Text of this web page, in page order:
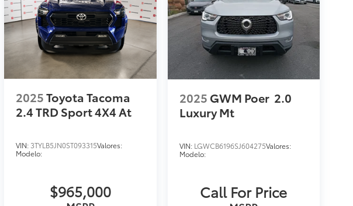
2025Toyota Tacoma
2.4 TRD Sport 4X4 At
VIN: 3TYLB5JN0ST093315Valores:
Modelo:
$965,000
2025 GWM Poer 2.0
Luxury Mt
VIN: LGWCB6196SJ604275Valores:
Modelo:
Call For Price